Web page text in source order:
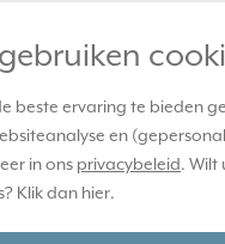
beste ervaring te bieden
en
in ons privacybeleid. Wilt
Klik dan hier.